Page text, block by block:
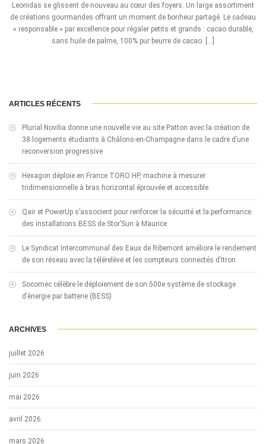
Leonidas se glissent de nouveau au cœur des foyers. Un large assortiment
de créations gourmandes offrant un moment de bonheur partagé. Le cadeau
« responsable » par excellence pour régaler petits et grands : cacao durable,
sans huile de palme, 100% pur beurre de cacao. […]
ARTICLES RÉCENTS
Plurial Novilia donne une nouvelle vie au site Patton avec la création de
38 logements étudiants à Châlons-en-Champagne dans le cadre d’une
reconversion progressive
Hexagon déploie en France TORO HP, machine à mesurer
tridimensionnelle à bras horizontal éprouvée et accessible
Qair et PowerUp s’associent pour renforcer la sécurité et la performance
des installations BESS de Stor’Sun à Maurice
Le Syndicat Intercommunal des Eaux de Ribemont améliore le rendement
de son réseau avec la télérelève et les compteurs connectés d’Itron
Socomec célèbre le déploiement de son 500e système de stockage
d’énergie par batterie (BESS)
ARCHIVES
juillet 2026
juin 2026
mai 2026
avril 2026
mars 2026